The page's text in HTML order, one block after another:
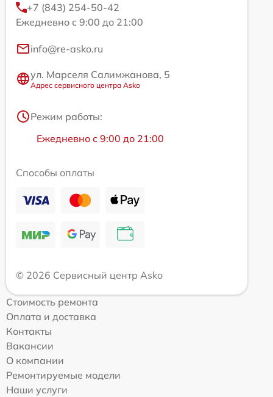
+7 (843) 254-50-42
Ежедневно с 9:00 до 21:00
info@re-asko.ru
ул. Марселя Салимжанова, 5
Адрес сервисного центра Asko
Режим работы:
Ежедневно с 9:00 до 21:00
Способы оплаты
© 2026 Сервисный центр Asko
Стоимость ремонта
Оплата и доставка
Контакты
Вакансии
О компании
Ремонтируемые модели
Наши услуги